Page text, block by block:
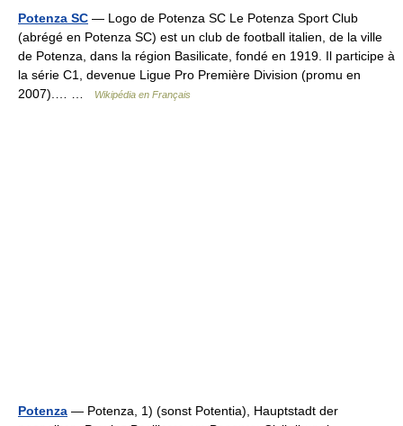
Potenza SC — Logo de Potenza SC Le Potenza Sport Club
(abrégé en Potenza SC) est un club de football italien, de la ville
de Potenza, dans la région Basilicate, fondé en 1919. Il participe à
la série C1, devenue Ligue Pro Première Division (promu en
2007).… …
Wikipédia en Français
Potenza — Potenza, 1) (sonst Potentia), Hauptstadt der